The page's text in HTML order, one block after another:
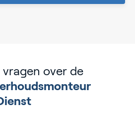
vragen over de